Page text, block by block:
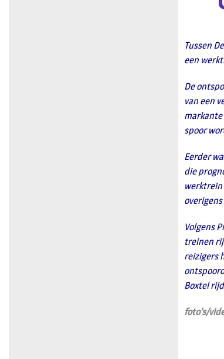
Tussen
een
De
van een
markante
spoor
Eerder
die
werktrein
Volgens
treinen
reizigers
Boxtel
foto’s/